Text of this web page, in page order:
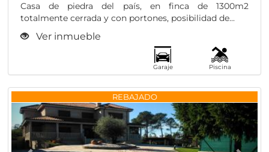
Casa de piedra del país, en finca de 1300m2
totalmente cerrada y con portones, posibilidad de...
Ver inmueble
Piscina
Garaje
REBAJADO
Previous